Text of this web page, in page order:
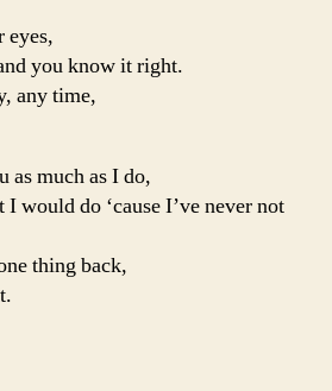
eyes,
you know it right.
any time,
as much as I do,
would do ‘cause I’ve never not
thing back,